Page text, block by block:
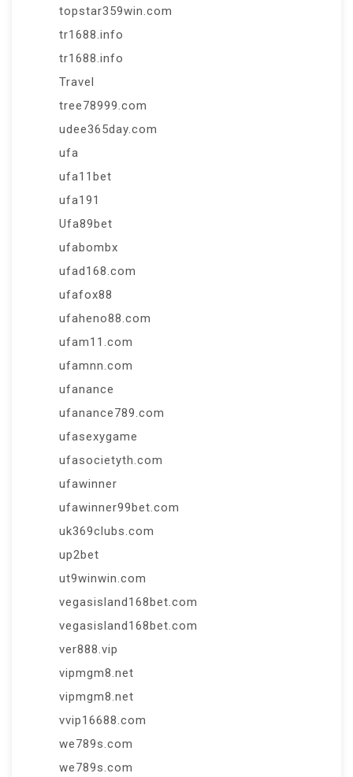
topstar359win.com
tr1688.info
tr1688.info
Travel
tree78999.com
udee365day.com
ufa
ufa11bet
ufa191
Ufa89bet
ufabombx
ufad168.com
ufafox88
ufaheno88.com
ufam11.com
ufamnn.com
ufanance
ufanance789.com
ufasexygame
ufasocietyth.com
ufawinner
ufawinner99bet.com
uk369clubs.com
up2bet
ut9winwin.com
vegasisland168bet.com
vegasisland168bet.com
ver888.vip
vipmgm8.net
vipmgm8.net
vvip16688.com
we789s.com
we789s.com